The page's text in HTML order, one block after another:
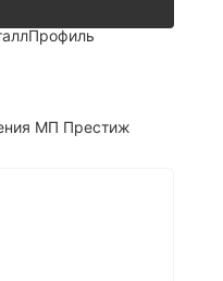
МП Престиж